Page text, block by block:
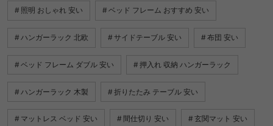
照明 おしゃれ 安い ベッド フレーム おすすめ 安い
ハンガーラック 北欧 サイドテーブル 安い 布団 安い
ベッド フレーム ダブル 安い 押入れ 収納 ハンガーラック
ハンガーラック 木製 折りたたみ テーブル 安い
マットレス ベッド 安い 間仕切り 安い 玄関マット 安い